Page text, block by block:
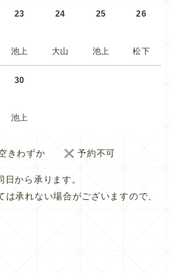
23
池上
24
大山
25
池上
26
松下
30
池上
きわずか 予約不可
から承ります。
承れない場合がございますので、